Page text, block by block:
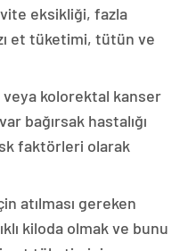
eksikliği, fazla
et tüketimi, tütün ve
veya kolorektal kanser
bağırsak hastalığı
faktörleri olarak
atılması gereken
kiloda olmak ve bunu